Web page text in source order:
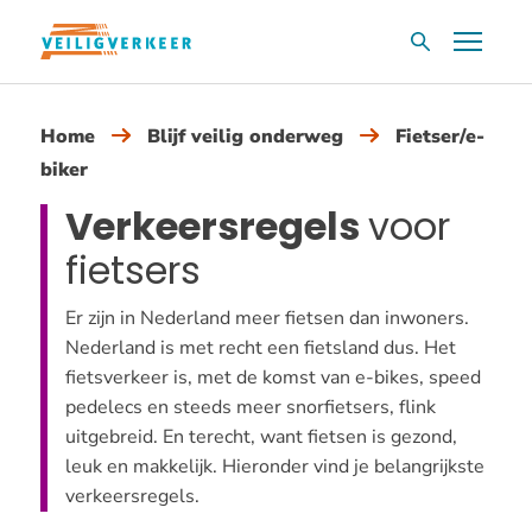
Overslaan
inhoud
ZoekvakMenu
Home Blijf veilig onderweg
Fietser/e-
biker
Verkeersregelsvoor
fietsers
Er zijn in Nederland meer fietsen dan inwoners.
Nederland is met recht een fietsland dus. Het
fietsverkeer is, met de komst van e-bikes, speed
pedelecs en steeds meer snorfietsers, flink
uitgebreid. En terecht, want fietsen is gezond,
leuk en makkelijk. Hieronder vind je belangrijkste
verkeersregels.